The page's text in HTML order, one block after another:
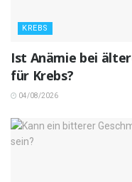
KREBS
Ist Anämie bei
für Krebs?
04/08/2026